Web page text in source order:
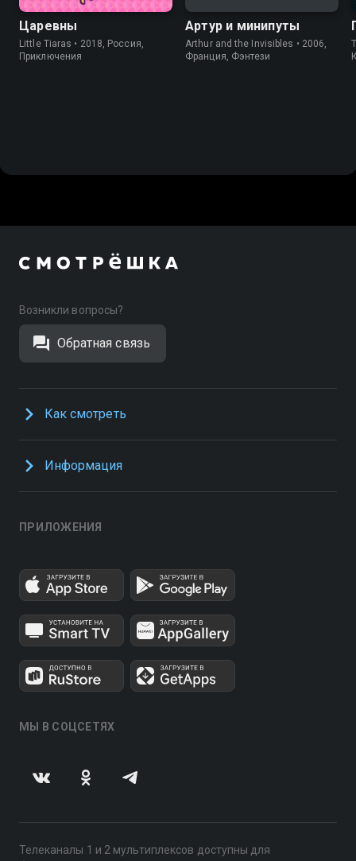
Царевны
Little Tiaras • 2018, Россия,
Приключения
Артур и минипуты
Arthur and the Invisibles • 2006,
Франция, Фэнтези
Возникли вопросы?
Обратная связь
Как смотреть
Информация
ПРИЛОЖЕНИЯ
МЫ В СОЦСЕТЯХ
Телеканалы 1 и 2 мультиплексов доступны для